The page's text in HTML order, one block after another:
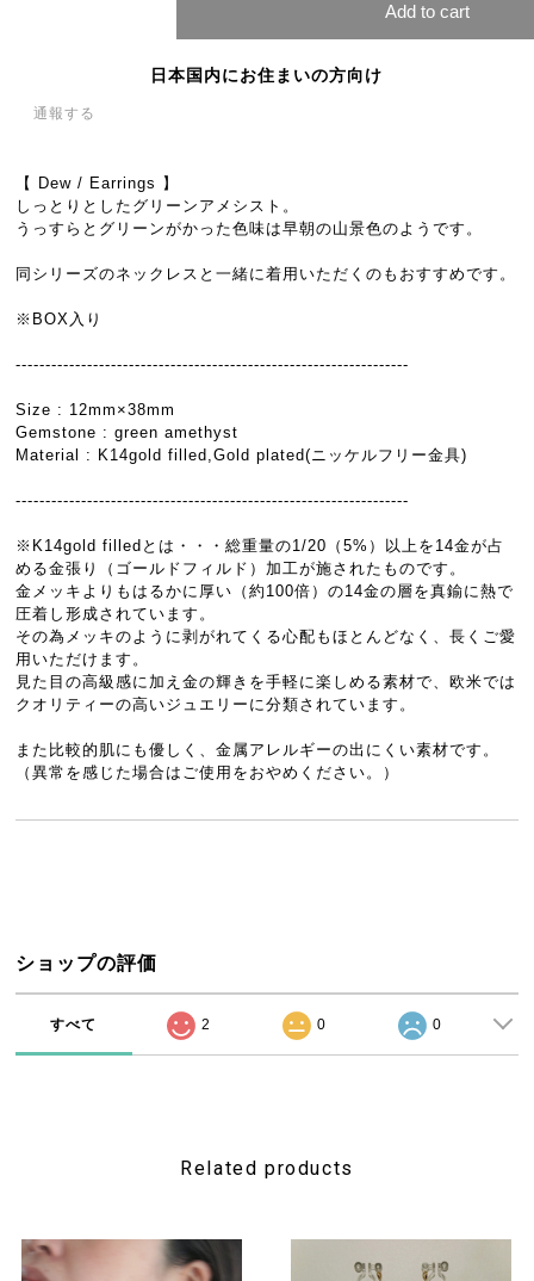
Add to cart
日本国内にお住まいの方向け
通報する
【 Dew / Earrings 】
しっとりとしたグリーンアメシスト。
うっすらとグリーンがかった色味は早朝の山景色のようです。
同シリーズのネックレスと一緒に着用いただくのもおすすめです。
※BOX入り
------------------------------------------------------------------
Size : 12mm×38mm
Gemstone : green amethyst
Material : K14gold filled,Gold plated(ニッケルフリー金具)
------------------------------------------------------------------
※K14gold filledとは・・・総重量の1/20（5%）以上を14金が占
める金張り（ゴールドフィルド）加工が施されたものです。
金メッキよりもはるかに厚い（約100倍）の14金の層を真鍮に熱で
圧着し形成されています。
その為メッキのように剥がれてくる心配もほとんどなく、長くご愛
用いただけます。
見た目の高級感に加え金の輝きを手軽に楽しめる素材で、欧米では
クオリティーの高いジュエリーに分類されています。
また比較的肌にも優しく、金属アレルギーの出にくい素材です。
（異常を感じた場合はご使用をおやめください。）
ショップの評価
すべて 2 0 0
Related products